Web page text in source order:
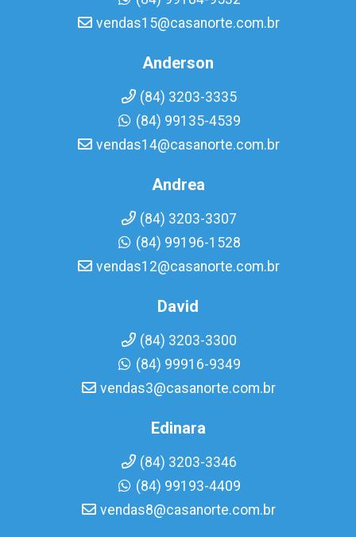
vendas15@casanorte.com.br
Anderson
(84) 3203-3335
(84) 99135-4539
vendas14@casanorte.com.br
Andrea
(84) 3203-3307
(84) 99196-1528
vendas12@casanorte.com.br
David
(84) 3203-3300
(84) 99916-9349
vendas3@casanorte.com.br
Edinara
(84) 3203-3346
(84) 99193-4409
vendas8@casanorte.com.br